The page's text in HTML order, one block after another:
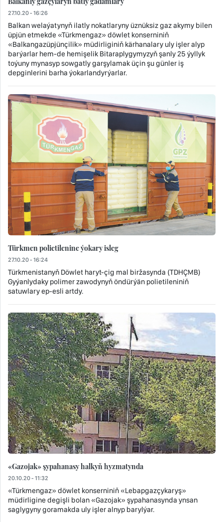
27.10.20 - 16:26
Balkan welaýatynyň ilatly nokatlaryny üznüksiz gaz akymy bilen
üpjün etmekde «Türkmengaz» döwlet konserniniň
«Balkangazüpjünçilik» müdirliginiň kärhanalary uly işler alyp
barýarlar hem-de hemişelik Bitaraplygymyzyň şanly 25 ýyllyk
toýuny mynasyp sowgatly garşylamak üçin şu günler iş
depginlerini barha ýokarlandyrýarlar.
Türkmen polietilenine ýokary isleg
27.10.20 - 16:24
Türkmenistanyň Döwlet haryt-çig mal biržasynda (TDHÇMB)
Gyýanlydaky polimer zawodynyň öndürýän polietileniniň
satuwlary ep-esli artdy.
«Gazojak» şypahanasy halkyň hyzmatynda
20.10.20 - 11:32
«Türkmengaz» döwlet konserniniň «Lebapgazçykaryş»
müdirligine degişli bolan «Gazojak» şypahanasynda ynsan
saglygyny goramakda uly işler alnyp barylýar.